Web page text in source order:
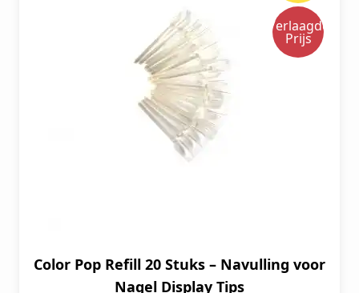
Color Pop Refill 20 Stuks – Navulling voor
Nagel Display Tips
Verlaagde
Prijs